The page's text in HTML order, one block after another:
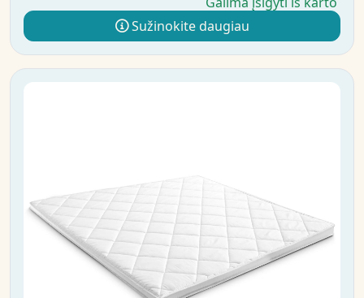
Sužinokite daugiau